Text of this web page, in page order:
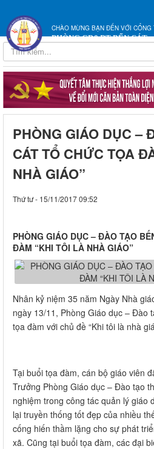
CHÀO MỪNG BẠN ĐẾN VỚI CỔNG
PHÒNG GD&ĐT BẾN CÁT
PHÒNG GIÁO DỤC –
CÁT TỔ CHỨC TỌA
NHÀ GIÁO”
Thứ tư - 15/11/2017 09:52
PHÒNG GIÁO DỤC – ĐÀO TẠO
ĐÀM “KHI TÔI LÀ NHÀ GIÁO”
Nhân kỷ niệm 35 năm Ngày Nhà
ngày 13/11, Phòng Giáo dục – Đào
tọa đàm với chủ đề “Khi tôi là nhà
Tại buổi tọa đàm, cán bộ giáo viên
Trưởng Phòng Giáo dục – Đào tạo
nghiệm trong công tác quản lý giáo
lại truyền thống tốt đẹp của nhiều
cống hiến thầm lặng cho sự phát
xã. Cũng tại buổi tọa đàm, các đại